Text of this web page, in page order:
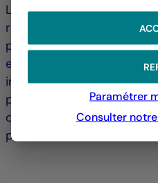
La baisse du marché et
règlementaires impliquent
profonde du tissu
européenne des
indique qu'environ 56
perdus depuis 2020.
d’emplois (32 000) ont
premier semestre de 2024
Paramétrer
Consulter